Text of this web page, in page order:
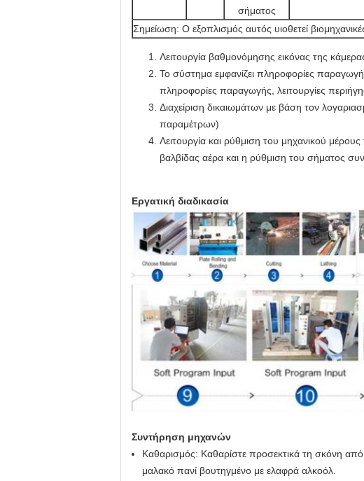
σήματος
Σημείωση: Ο εξοπλισμός αυτός υιοθετεί
Λειτουργία βαθμονόμησης εικόνας της
Το σύστημα εμφανίζει πληροφορίες
πληροφορίες παραγωγής, λειτουργίες
Διαχείριση δικαιωμάτων με βάση τον
παραμέτρων)
Λειτουργία και ρύθμιση του μηχανικού
βαλβίδας αέρα και η ρύθμιση του σήματος
Εργατική διαδικασία
Συντήρηση μηχανών
Καθαρισμός: Καθαρίστε προσεκτικά τη σκόνη
μαλακό πανί βουτηγμένο με ελαφρά αλκοόλ.